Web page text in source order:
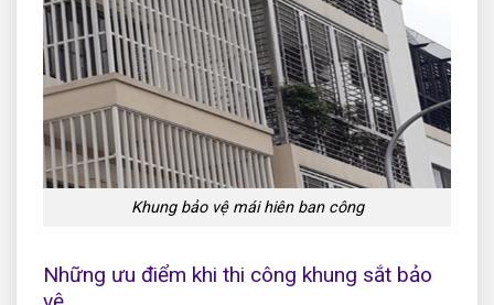
Khung bảo vệ mái hiên ban công
Những ưu điểm khi thi công khung sắt bảo